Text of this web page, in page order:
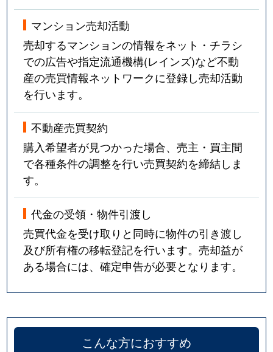
マンション売却活動
売却するマンションの情報をネット・チラシ
での広告や指定流通機構(レインズ)など不動
産の売買情報ネットワークに登録し売却活動
を行います。
不動産売買契約
購入希望者が見つかった場合、売主・買主間
で各種条件の調整を行い売買契約を締結しま
す。
代金の受領・物件引渡し
売買代金を受け取りと同時に物件の引き渡し
及び所有権の移転登記を行います。売却益が
ある場合には、確定申告が必要となります。
こんな方におすすめ